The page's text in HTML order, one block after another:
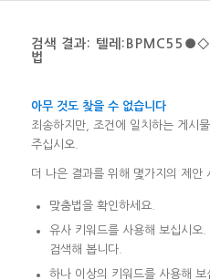
검색 결과: 텔레:BPMC55●◇
법
아무 것도 찾을 수 없습니다
죄송하지만, 조건에 일치하는 게시
주십시오.
더 나은 결과를 위해 몇가지의 제안
맞춤법을 확인하세요.
유사 키워드를 사용해 보십시오
검색해 봅니다.
하나 이상의 키워드를 사용해 보